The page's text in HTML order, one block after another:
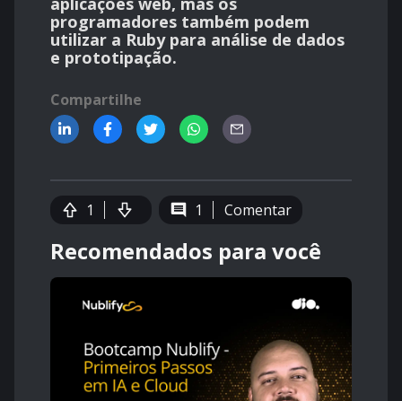
programadores também podem
utilizar a Ruby para análise de dados
e prototipação.
Compartilhe
1 1 Comentar
Recomendados para você